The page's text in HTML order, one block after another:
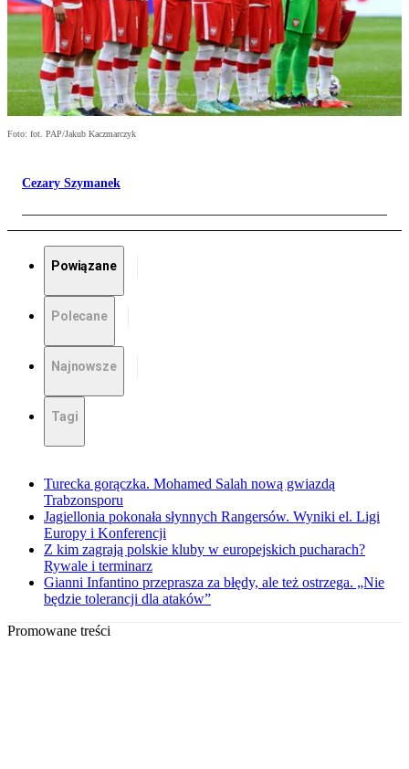
Foto: fot. PAP/Jakub Kaczmarczyk
Cezary Szymanek
Powiązane
Polecane
Najnowsze
Tagi
Turecka gorączka. Mohamed Salah nową gwiazdą
Trabzonsporu
Jagiellonia pokonała słynnych Rangersów. Wyniki el. Ligi
Europy i Konferencji
Z kim zagrają polskie kluby w europejskich pucharach?
Rywale i terminarz
Gianni Infantino przeprasza za błędy, ale też ostrzega. „Nie
będzie tolerancji dla ataków”
Promowane treści